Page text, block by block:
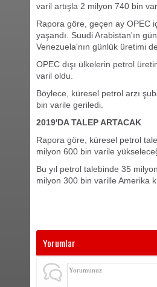
varil artışla 2 milyon 740 bin
Rapora göre, geçen ay OPEC
yaşandı. Suudi Arabistan'ın
Venezuela'nın günlük üretimi
OPEC dışı ülkelerin petrol
varil oldu.
Böylece, küresel petrol arzı
bin varile geriledi.
2019'DA TALEP ARTACAK
Rapora göre, küresel petrol
milyon 600 bin varile
Bu yıl petrol talebinde 35
milyon 300 bin varille Amerika
Yorumlar